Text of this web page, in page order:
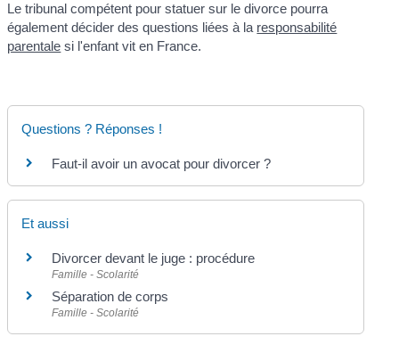
Le tribunal compétent pour statuer sur le divorce pourra
également décider des questions liées à la responsabilité
parentale si l'enfant vit en France.
Questions ? Réponses !
Faut-il avoir un avocat pour divorcer ?
Et aussi
Divorcer devant le juge : procédure
Famille - Scolarité
Séparation de corps
Famille - Scolarité